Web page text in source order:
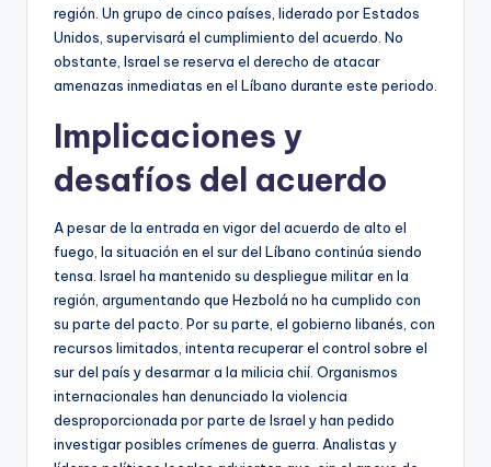
región. Un grupo de cinco países, liderado por Estados
Unidos, supervisará el cumplimiento del acuerdo. No
obstante, Israel se reserva el derecho de atacar
amenazas inmediatas en el Líbano durante este periodo.
Implicaciones y
desafíos del acuerdo
A pesar de la entrada en vigor del acuerdo de alto el
fuego, la situación en el sur del Líbano continúa siendo
tensa. Israel ha mantenido su despliegue militar en la
región, argumentando que Hezbolá no ha cumplido con
su parte del pacto. Por su parte, el gobierno libanés, con
recursos limitados, intenta recuperar el control sobre el
sur del país y desarmar a la milicia chií. Organismos
internacionales han denunciado la violencia
desproporcionada por parte de Israel y han pedido
investigar posibles crímenes de guerra. Analistas y